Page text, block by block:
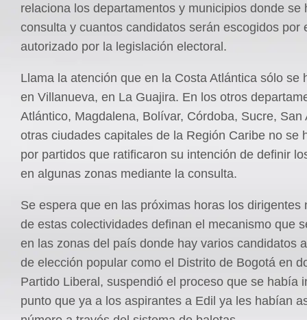
relaciona los departamentos y municipios donde se
consulta y cuantos candidatos serán escogidos por
autorizado por la legislación electoral.
Llama la atención que en la Costa Atlántica sólo se
en Villanueva, en La Guajira. En los otros
Atlántico, Magdalena, Bolívar, Córdoba, Sucre,
otras ciudades capitales de la Región Caribe no se
por partidos que ratificaron su intención de definir
en algunas zonas mediante la consulta.
Se espera que en las próximas horas los dirigentes
de estas colectividades definan el mecanismo que
en las zonas del país donde hay varios candidatos
de elección popular como el Distrito de Bogotá en
Partido Liberal, suspendió el proceso que se había
punto que ya a los aspirantes a Edil ya les habían